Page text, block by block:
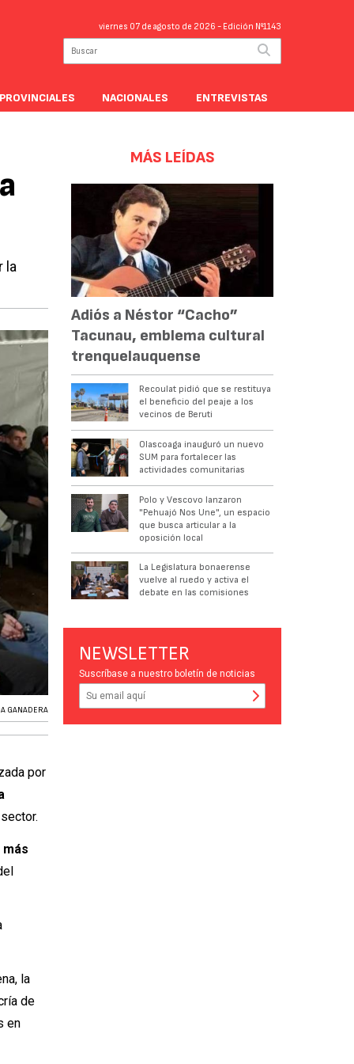
viernes 07 de agosto de 2026 - Edición Nº1143
PROVINCIALES NACIONALES ENTREVISTAS
la
GANADERA
por
la
de
en
MÁS LEÍDAS
Adiós a Néstor “Cacho”
Tacunau, emblema cultural
trenquelauquense
Recoulat pidió que se restituya
el beneficio del peaje a los
vecinos de Beruti
Olascoaga inauguró un nuevo
SUM para fortalecer las
actividades comunitarias
Polo y Vescovo lanzaron
"Pehuajó Nos Une", un espacio
que busca articular a la
oposición local
La Legislatura bonaerense
vuelve al ruedo y activa el
debate en las comisiones
NEWSLETTER
Suscríbase a nuestro boletín de noticias